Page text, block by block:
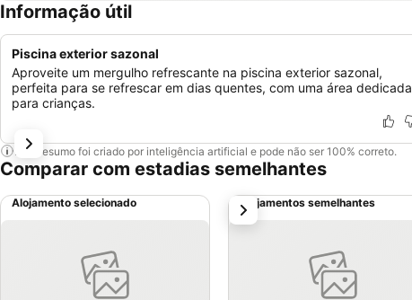
Informação útil
Piscina exterior sazonal
Aproveite um mergulho refrescante na piscina exterior sazonal,
perfeita para se refrescar em dias quentes, com uma área dedicada
para crianças.
Este resumo foi criado por inteligência artificial e pode não ser 100% correto.
Comparar com estadias semelhantes
Alojamento selecionado Alojamentos semelhantes
próximo